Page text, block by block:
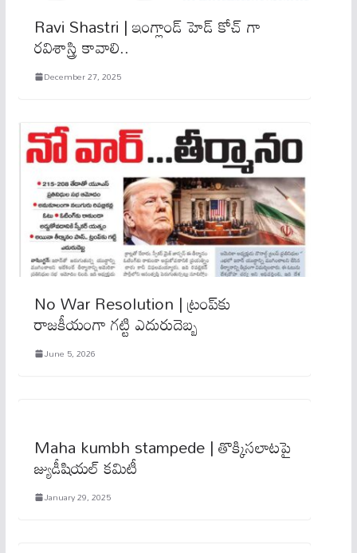
Ravi Shastri | ఇంగ్లాండ్ హెడ్ కోచ్ గా
ర‌విశాస్త్రి కావాలి..
December 27, 2025
No War Resolution | ట్రంప్‌కు
రాజకీయంగా గట్టి ఎదురుదెబ్బ
June 5, 2026
Maha kumbh stampede | తొక్కిసలాటపై
జ్యుడీషియల్ కమిటీ
January 29, 2025